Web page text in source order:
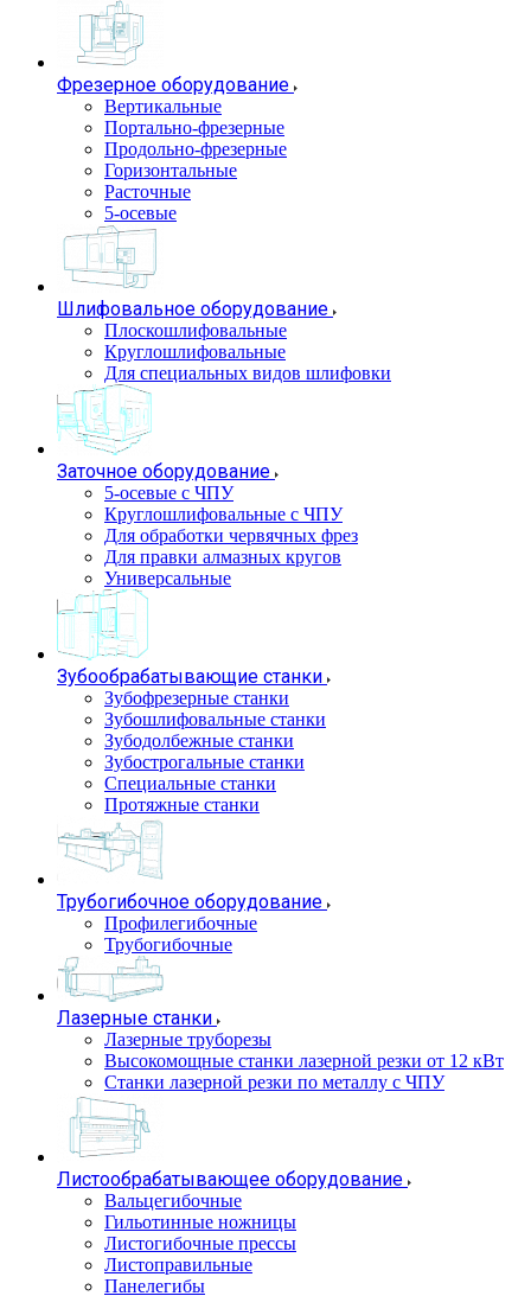
Фрезерное оборудование
Вертикальные
Портально-фрезерные
Продольно-фрезерные
Горизонтальные
Расточные
5-осевые
Шлифовальное оборудование
Плоскошлифовальные
Круглошлифовальные
Для специальных видов шлифовки
Заточное оборудование
5-осевые с ЧПУ
Круглошлифовальные с ЧПУ
Для обработки червячных фрез
Для правки алмазных кругов
Универсальные
Зубообрабатывающие станки
Зубофрезерные станки
Зубошлифовальные станки
Зубодолбежные станки
Зубострогальные станки
Специальные станки
Протяжные станки
Трубогибочное оборудование
Профилегибочные
Трубогибочные
Лазерные станки
Лазерные труборезы
Высокомощные станки лазерной резки от 12 кВт
Станки лазерной резки по металлу с ЧПУ
Листообрабатывающее оборудование
Вальцегибочные
Гильотинные ножницы
Листогибочные прессы
Листоправильные
Панелегибы